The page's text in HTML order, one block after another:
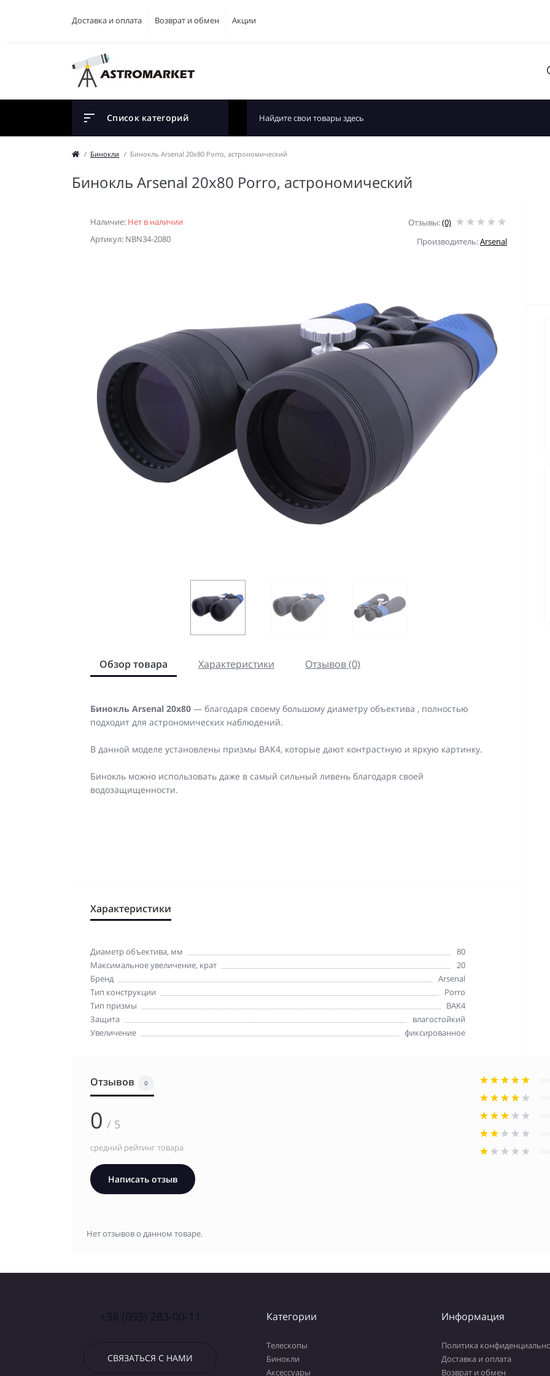
Доставка и оплата Возврат и обмен Акции
Список категорий
Бинокли Бинокль Arsenal 20x80 Porro, астрономический
Бинокль Arsenal 20x80 Porro, астрономический
Наличие: Нет в наличии
Артикул: NBN34-2080
Отзывы:(0)
Производитель:Arsenal
Обзор товара Характеристики Отзывов (0)
Бинокль Arsenal 20x80 — благодаря своему большому диаметру объектива , полностью
подходит для астрономических наблюдений.
В данной моделе установлены призмы BAK4, которые дают контрастную и яркую картинку.
Бинокль можно использовать даже в самый сильный ливень благодаря своей
водозащищенности.
Характеристики
Диаметр объектива, мм
80
Максимальное увеличение, крат
20
Бренд
Arsenal
Тип конструкции
Porro
Тип призмы
BAK4
Защита
влагостойкий
Увеличение
фиксированное
Отзывов 0
0 / 5
средний рейтинг товара
Написать отзыв
Нет отзывов о данном товаре.
СВЯЗАТЬСЯ С НАМИ
Категории
Телескопы
Бинокли
Аксессуары
Информация
Политика
Доставка и оплата
Возврат и обмен